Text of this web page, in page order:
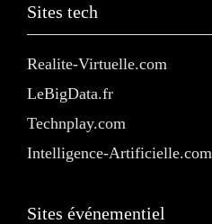
Sites tech
Realite-Virtuelle.com
LeBigData.fr
Technplay.com
Intelligence-Artificielle.com
Sites événementiel